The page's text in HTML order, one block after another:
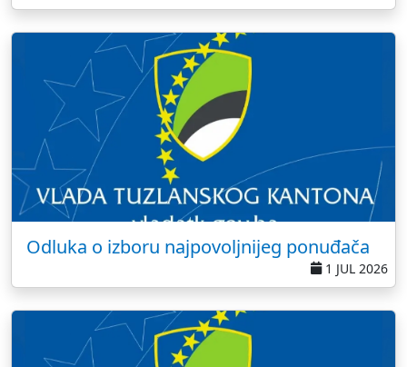
Odluka o izboru najpovoljnijeg ponuđača
1 JUL 2026